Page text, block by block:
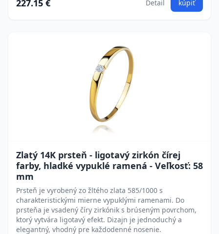
227.15 € Detail kúpiť
Zlatý 14K prsteň - ligotavý zirkón čírej
farby, hladké vypuklé ramená - Veľkosť: 58
mm
Prsteň je vyrobený zo žltého zlata 585/1000 s
charakteristickými mierne vypuklými ramenami. Do
prsteňa je vsadený číry zirkónik s brúseným povrchom,
ktorý vytvára ligotavý efekt. Dizajn je jednoduchý a
elegantný, vhodný pre každodenné nosenie.